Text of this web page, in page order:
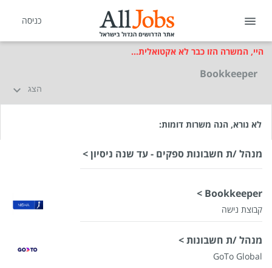
כניסה
היי, המשרה הזו כבר לא אקטואלית...
Bookkeeper
הצג
לא נורא, הנה משרות דומות:
מנהל /ת חשבונות ספקים - עד שנה ניסיון >
Bookkeeper >
קבוצת נישה
מנהל /ת חשבונות >
GoTo Global